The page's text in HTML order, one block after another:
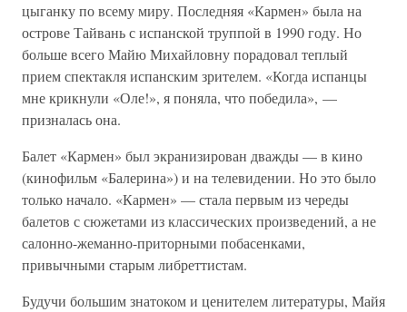
цыганку по всему миру. Последняя «Кармен» была на
острове Тайвань с испанской труппой в 1990 году. Но
больше всего Майю Михайловну порадовал теплый
прием спектакля испанским зрителем. «Когда испанцы
мне крикнули «Оле!», я поняла, что победила», —
призналась она.
Балет «Кармен» был экранизирован дважды — в кино
(кинофильм «Балерина») и на телевидении. Но это было
только начало. «Кармен» — стала первым из череды
балетов с сюжетами из классических произведений, а не
салонно-жеманно-приторными побасенками,
привычными старым либреттистам.
Будучи большим знатоком и ценителем литературы, Майя